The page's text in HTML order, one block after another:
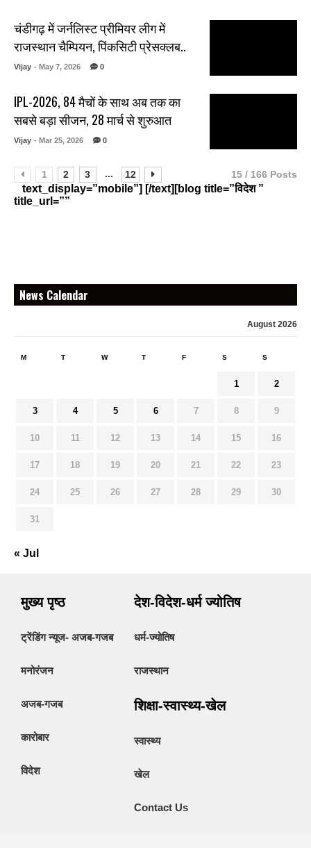
चंडीगढ़ में जर्नलिस्ट प्रीमियर लीग में
राजस्थान चैम्पियन, पिंकसिटी प्रेसक्लब..
Vijay - May 7, 2026 0
IPL-2026, 84 मैचों के साथ अब तक का
सबसे बड़ा सीजन, 28 मार्च से शुरुआत
Vijay - Mar 25, 2026 0
1 2 3 ... 12 15 / 166 Posts
text_display=”mobile”] [/text][blog title=”विदेश ”
title_url=””
News Calendar
August 2026
M T W T F S S
1 2
3 4 5 6 7 8 9
10 11 12 13 14 15 16
17 18 19 20 21 22 23
24 25 26 27 28 29 30
31
« Jul
मुख्य पृष्ठ
ट्रेंडिंग न्यूज- अजब-गजब
मनोरंजन
अजब-गजब
कारोबार
विदेश
देश-विदेश-धर्म ज्योतिष
धर्म-ज्योतिष
राजस्थान
शिक्षा-स्वास्थ्य-खेल
स्वास्थ्य
खेल
Contact Us